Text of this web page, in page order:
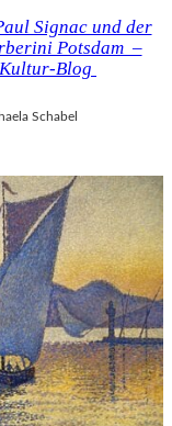
Signac und der
Potsdam –
Blog
Schabel